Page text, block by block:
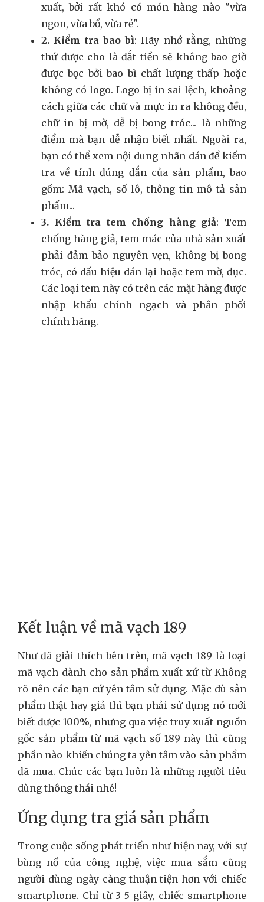
xuất, bởi rất khó có món hàng nào "vừa
ngon, vừa bổ, vừa rẻ".
2. Kiểm tra bao bì: Hãy nhớ rằng, những
thứ được cho là đắt tiền sẽ không bao giờ
được bọc bởi bao bì chất lượng thấp hoặc
không có logo. Logo bị in sai lệch, khoảng
cách giữa các chữ và mực in ra không đều,
chữ in bị mờ, dễ bị bong tróc... là những
điểm mà bạn dễ nhận biết nhất. Ngoài ra,
bạn có thể xem nội dung nhãn dán để kiểm
tra về tính đúng đắn của sản phẩm, bao
gồm: Mã vạch, số lô, thông tin mô tả sản
phẩm...
3. Kiểm tra tem chống hàng giả: Tem
chống hàng giả, tem mác của nhà sản xuất
phải đảm bảo nguyên vẹn, không bị bong
tróc, có dấu hiệu dán lại hoặc tem mờ, đục.
Các loại tem này có trên các mặt hàng được
nhập khẩu chính ngạch và phân phối
chính hãng.
Kết luận về mã vạch 189
Như đã giải thích bên trên, mã vạch 189 là loại
mã vạch dành cho sản phẩm xuất xứ từ Không
rõ nên các bạn cứ yên tâm sử dụng. Mặc dù sản
phẩm thật hay giả thì bạn phải sử dụng nó mới
biết được 100%, nhưng qua việc truy xuất nguồn
gốc sản phẩm từ mã vạch số 189 này thì cũng
phần nào khiến chúng ta yên tâm vào sản phẩm
đã mua. Chúc các bạn luôn là những người tiêu
dùng thông thái nhé!
Ứng dụng tra giá sản phẩm
Trong cuộc sống phát triển như hiện nay, với sự
bùng nổ của công nghệ, việc mua sắm cũng
người dùng ngày càng thuận tiện hơn với chiếc
smartphone. Chỉ từ 3-5 giây, chiếc smartphone